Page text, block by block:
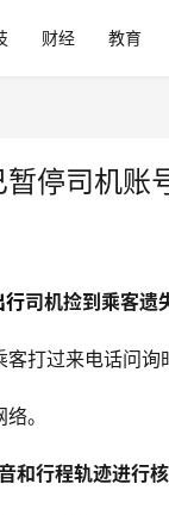
财经 教育
停司机账
行司机捡到乘客遗
打过来电话问询
。
和行程轨迹进行